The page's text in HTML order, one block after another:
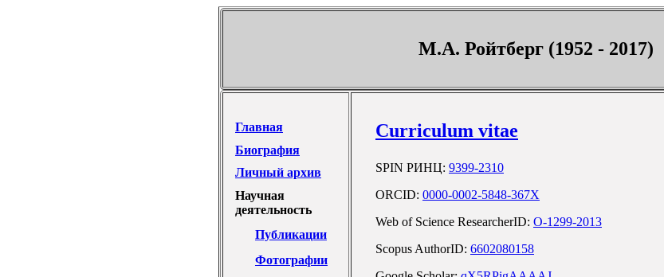
М.А. Ройтберг (1952 - 2017)
Главная
Биография
Личный архив
Научная
деятельность
Публикации
Фотографии
Curriculum vitae
SPIN РИНЦ: 9399-2310
ORCID: 0000-0002-5848-367X
Web of Science ResearcherID: O-1299-2013
Scopus AuthorID: 6602080158